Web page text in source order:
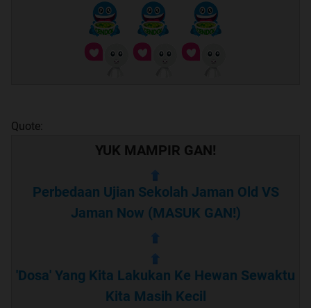
Quote:
YUK MAMPIR GAN!
Perbedaan Ujian Sekolah Jaman Old VS
Jaman Now (MASUK GAN!)
'Dosa' Yang Kita Lakukan Ke Hewan Sewaktu
Kita Masih Kecil